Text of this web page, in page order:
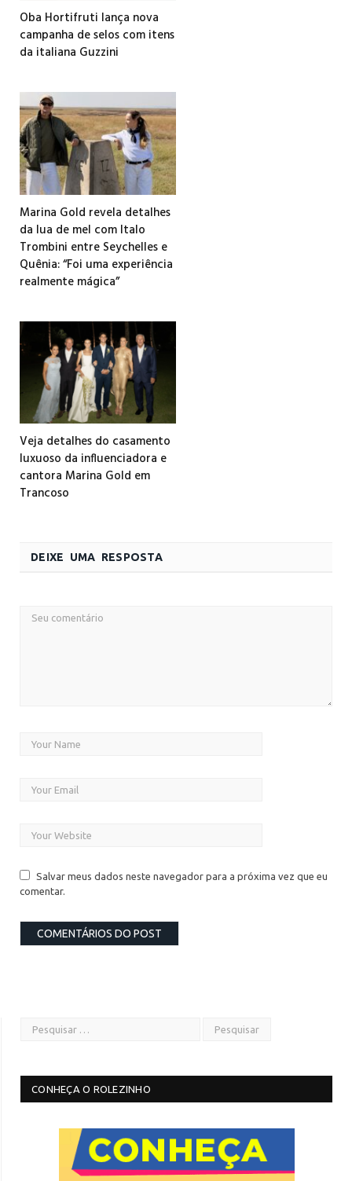
Oba Hortifruti lança nova
campanha de selos com itens
da italiana Guzzini
Marina Gold revela detalhes
da lua de mel com Italo
Trombini entre Seychelles e
Quênia: “Foi uma experiência
realmente mágica”
Veja detalhes do casamento
luxuoso da influenciadora e
cantora Marina Gold em
Trancoso
DEIXE UMA RESPOSTA
Salvar meus dados neste navegador para a próxima vez que eu
comentar.
CONHEÇA O ROLEZINHO